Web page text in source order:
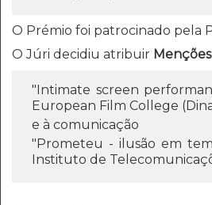
O Prémio foi patrocinado pela
O Júri decidiu atribuir
"Intimate screen
European Film College
e à comunicação
"Prometeu - ilusão em
Instituto de